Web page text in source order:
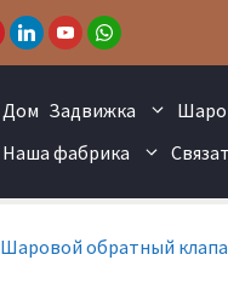
Дом Задвижка
Наша фабрика
Шаровой обратный